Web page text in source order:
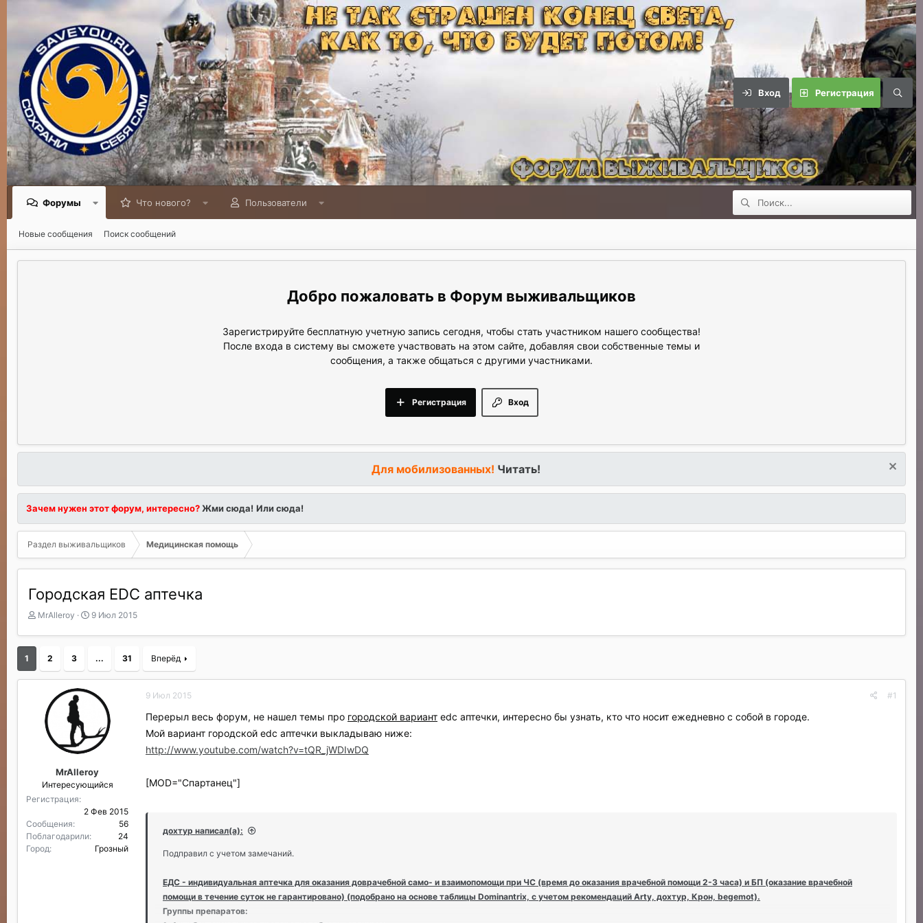
Вход Регистрация
Форумы Что нового? Пользователи
Новые сообщения Поиск сообщений
Форум выживальщиков
Зарегистрируйте бесплатную учетную запись сегодня, чтобы стать участником нашего сообщества!
После входа в систему вы сможете участвовать на этом сайте, добавляя свои собственные темы и
сообщения, а также общаться с другими участниками.
Вход
Регистрация
Для мобилизованных! Читать!
Зачем нужен этот форум, интересно?Жми сюда! Или сюда!
Раздел выживальщиков Медицинская помощь
Городская EDC аптечка
А
т
MrAlleroy
Д
т
ч
9 Июл 2015
1 2 3 ... 31 Вперёд
MrAlleroy
Интересующийся
Регистрация
2 Фев 2015
Сообщения
56
Поблагодарили
24
Город
Грозный
9 Июл 2015 #1
Перерыл весь форум, не нашел темы про городской вариант edc аптечки, интересно бы узнать, кто что носит ежедневно с собой в городе.
Мой вариант городской edc аптечки выкладываю ниже:
http://www.youtube.com/watch?v=tQR_jWDIwDQ
[MOD="Спартанец"]
дохтур написал(а):
Подправил с учетом замечаний.
ЕДС - индивидуальная аптечка для оказания доврачебной само- и взаимопомощи при ЧС (время до оказания врачебной помощи 2-3 часа) и БП (оказание врачебной
помощи в течение суток не гарантировано) (подобрано на основе таблицы Dominantrix, с учетом рекомендаций Arty, дохтур, Крон, begemot).
Группы препаратов: